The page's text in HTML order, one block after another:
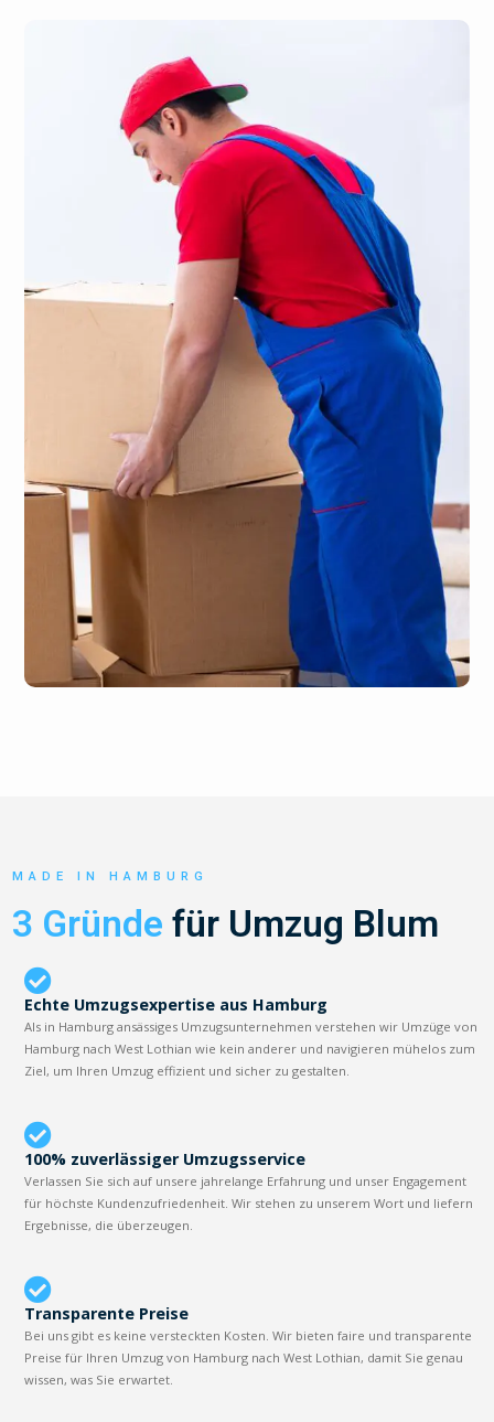
MADE IN HAMBURG
3 Gründe für Umzug Blum
Echte Umzugsexpertise aus Hamburg
Als in Hamburg ansässiges Umzugsunternehmen verstehen wir Umzüge von
Hamburg nach West Lothian wie kein anderer und navigieren mühelos zum
Ziel, um Ihren Umzug effizient und sicher zu gestalten.
100% zuverlässiger Umzugsservice
Verlassen Sie sich auf unsere jahrelange Erfahrung und unser Engagement
für höchste Kundenzufriedenheit. Wir stehen zu unserem Wort und liefern
Ergebnisse, die überzeugen.
Transparente Preise
Bei uns gibt es keine versteckten Kosten. Wir bieten faire und transparente
Preise für Ihren Umzug von Hamburg nach West Lothian, damit Sie genau
wissen, was Sie erwartet.